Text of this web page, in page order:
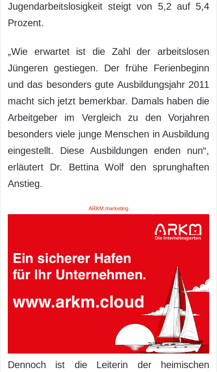
Jugendarbeitslosigkeit steigt von 5,2 auf 5,4
Prozent.
„Wie erwartet ist die Zahl der arbeitslosen
Jüngeren gestiegen. Der frühe Ferienbeginn
und das besonders gute Ausbildungsjahr 2011
macht sich jetzt bemerkbar. Damals haben die
Arbeitgeber im Vergleich zu den Vorjahren
besonders viele junge Menschen in Ausbildung
eingestellt. Diese Ausbildungen enden nun“,
erläutert Dr. Bettina Wolf den sprunghaften
Anstieg.
ARKM.marketing
Dennoch ist die Leiterin der heimischen